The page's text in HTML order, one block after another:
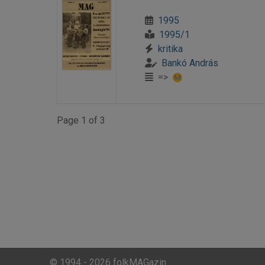
1995
1995/1
kritika
Bankó András
=>
Page 1 of 3
© 1994 - 2026 folkMAGazin